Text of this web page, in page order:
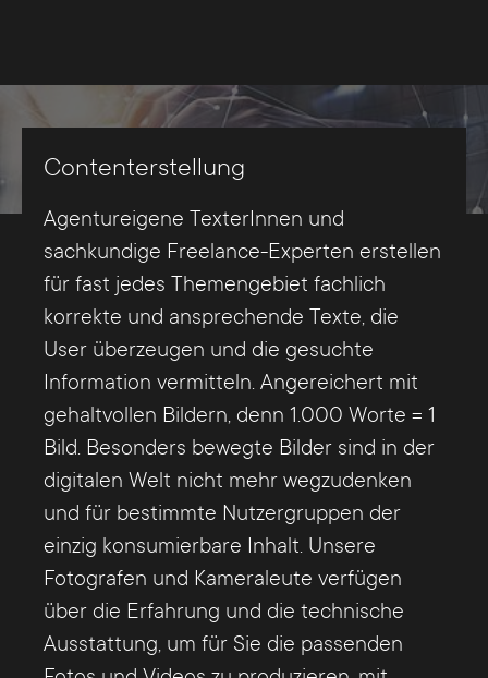
Contenterstellung
Agentureigene TexterInnen und
sachkundige Freelance-Experten erstellen
für fast jedes Themengebiet fachlich
korrekte und ansprechende Texte, die
User überzeugen und die gesuchte
Information vermitteln. Angereichert mit
gehaltvollen Bildern, denn 1.000 Worte = 1
Bild. Besonders bewegte Bilder sind in der
digitalen Welt nicht mehr wegzudenken
und für bestimmte Nutzergruppen der
einzig konsumierbare Inhalt. Unsere
Fotografen und Kameraleute verfügen
über die Erfahrung und die technische
Ausstattung, um für Sie die passenden